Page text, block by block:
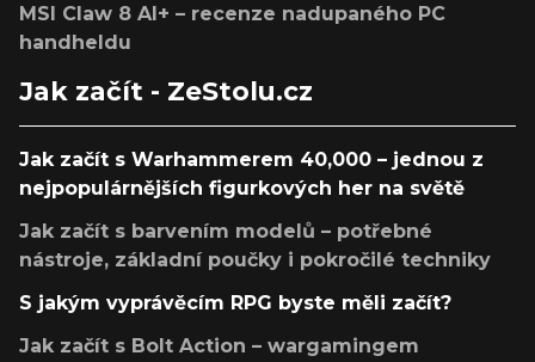
MSI Claw 8 AI+ – recenze nadupaného PC
handheldu
Jak začít - ZeStolu.cz
Jak začít s Warhammerem 40,000 – jednou z
nejpopulárnějších figurkových her na světě
Jak začít s barvením modelů – potřebné
nástroje, základní poučky i pokročilé techniky
S jakým vyprávěcím RPG byste měli začít?
Jak začít s Bolt Action – wargamingem